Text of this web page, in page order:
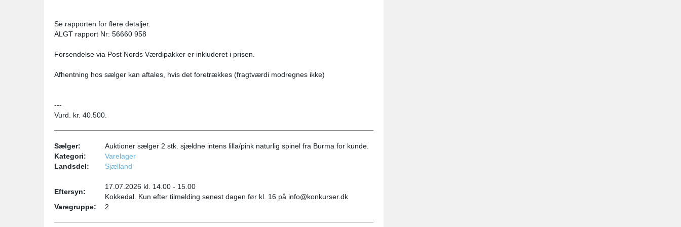
Se rapporten for flere detaljer.
ALGT rapport Nr: 56660 958
Forsendelse via Post Nords Værdipakker er inkluderet i prisen.
Afhentning hos sælger kan aftales, hvis det foretrækkes (fragtværdi modregnes ikke)
---
Vurd. kr. 40.500.
Sælger:
Auktioner sælger 2 stk. sjældne intens lilla/pink naturlig spinel fra Burma for kunde.
Kategori:
Varelager
Landsdel:
Sjælland
Eftersyn:
17.07.2026 kl. 14.00 - 15.00
Kokkedal. Kun efter tilmelding senest dagen før kl. 16 på info@konkurser.dk
Varegruppe:
2